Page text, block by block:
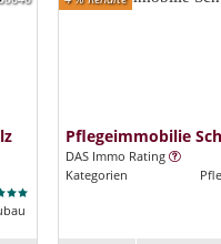
Pflegeimmobilie
DAS Immo Rating
Kategorien